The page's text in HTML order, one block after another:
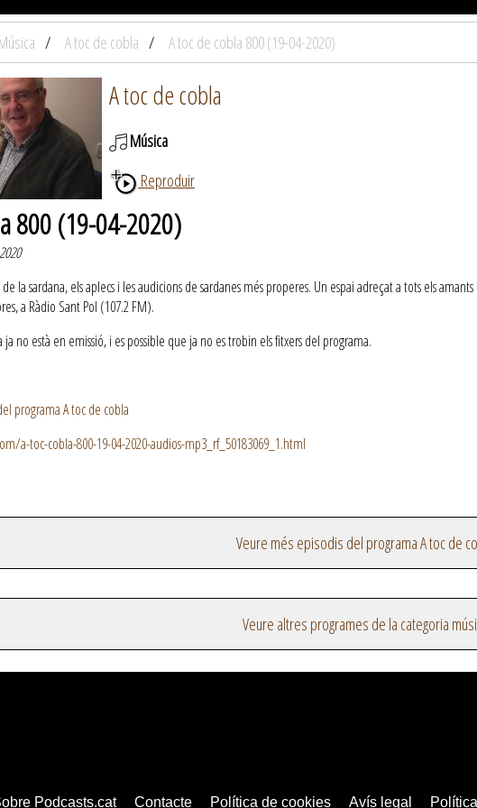
A toc de cobla A toc de cobla 800 (19-04-2020)
A toc de cobla
Música
Reproduir
800 (19-04-2020)
la sardana, els aplecs i les audicions de sardanes més properes. Un espai adreçat a tots els
a Ràdio Sant Pol (107.2 FM).
ja no està en emissió, i es possible que ja no es trobin els fitxers del programa.
programa A toc de cobla
a-toc-cobla-800-19-04-2020-audios-mp3_rf_50183069_1.html
Veure més episodis del programa A toc de
Veure altres programes de la categoria
Podcasts.cat Contacte Política de cookies Avís legal